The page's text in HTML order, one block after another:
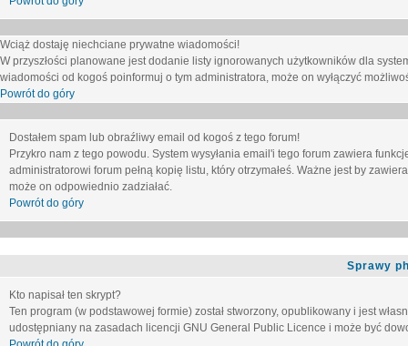
Wciąż dostaję niechciane prywatne wiadomości!
W przyszłości planowane jest dodanie listy ignorowanych użytkowników dla
wiadomości od kogoś poinformuj o tym administratora, może on wyłączyć
Powrót do góry
Dostałem spam lub obraźliwy email od kogoś z tego forum!
Przykro nam z tego powodu. System wysyłania email'i tego forum zawiera
administratorowi forum pełną kopię listu, który otrzymałeś. Ważne jest by
może on odpowiednio zadziałać.
Powrót do góry
Sprawy
Kto napisał ten skrypt?
Ten program (w podstawowej formie) został stworzony, opublikowany i jest
udostępniany na zasadach licencji GNU General Public Licence i może być